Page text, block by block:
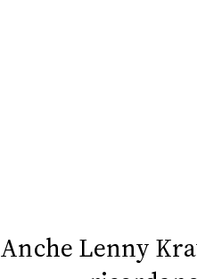
Anche Lenny